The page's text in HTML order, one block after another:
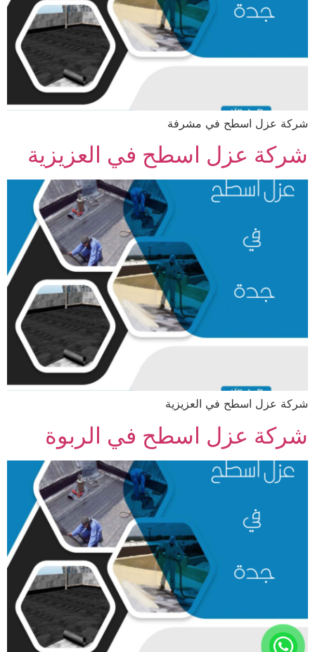
شركة عزل اسطح في مشرفة
شركة عزل اسطح في العزيزية
شركة عزل اسطح في العزيزية
شركة عزل اسطح في الربوة